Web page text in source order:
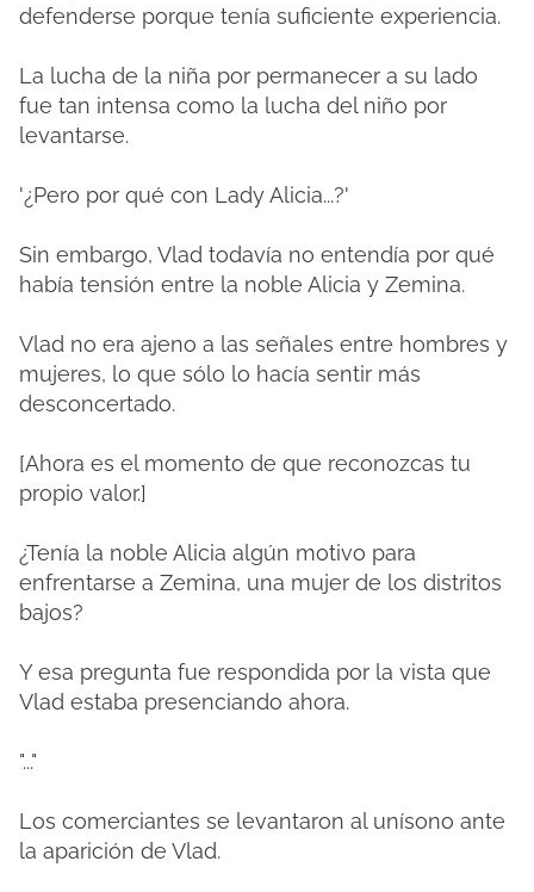
defenderse porque tenía suficiente experiencia.
La lucha de la niña por permanecer a su lado
fue tan intensa como la lucha del niño por
levantarse.
'¿Pero por qué con Lady Alicia...?'
Sin embargo, Vlad todavía no entendía por qué
había tensión entre la noble Alicia y Zemina.
Vlad no era ajeno a las señales entre hombres y
mujeres, lo que sólo lo hacía sentir más
desconcertado.
[Ahora es el momento de que reconozcas tu
propio valor.]
¿Tenía la noble Alicia algún motivo para
enfrentarse a Zemina, una mujer de los distritos
bajos?
Y esa pregunta fue respondida por la vista que
Vlad estaba presenciando ahora.
"..."
Los comerciantes se levantaron al unísono ante
la aparición de Vlad.